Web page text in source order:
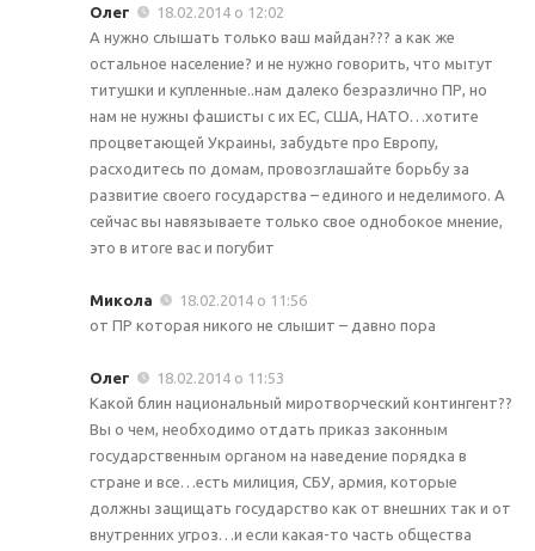
Олег
18.02.2014 о 12:02
А нужно слышать только ваш майдан??? а как же
остальное население? и не нужно говорить, что мытут
титушки и купленные..нам далеко безразлично ПР, но
нам не нужны фашисты с их ЕС, США, НАТО…хотите
процветающей Украины, забудьте про Европу,
расходитесь по домам, провозглашайте борьбу за
развитие своего государства – единого и неделимого. А
сейчас вы навязываете только свое однобокое мнение,
это в итоге вас и погубит
Микола
18.02.2014 о 11:56
от ПР которая никого не слышит – давно пора
Олег
18.02.2014 о 11:53
Какой блин национальный миротворческий контингент??
Вы о чем, необходимо отдать приказ законным
государственным органом на наведение порядка в
стране и все…есть милиция, СБУ, армия, которые
должны защищать государство как от внешних так и от
внутренних угроз…и если какая-то часть общества